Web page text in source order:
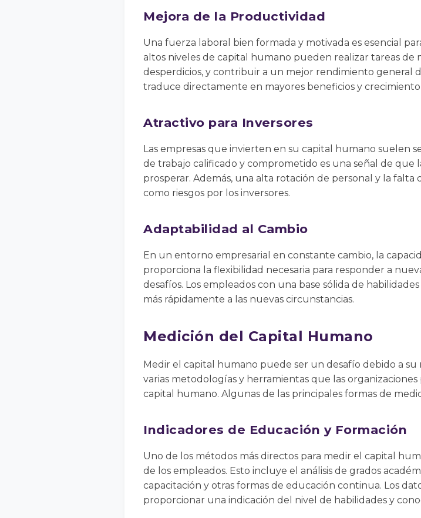
Mejora de la Productividad
Una fuerza laboral bien formada y motivada es esencial
altos niveles de capital humano pueden realizar tareas de
desperdicios, y contribuir a un mejor rendimiento general
traduce directamente en mayores beneficios y
Atractivo para Inversores
Las empresas que invierten en su capital humano suelen
de trabajo calificado y comprometido es una señal de que
prosperar. Además, una alta rotación de personal y la falta
como riesgos por los inversores.
Adaptabilidad al Cambio
En un entorno empresarial en constante cambio, la
proporciona la flexibilidad necesaria para responder a
desafíos. Los empleados con una base sólida de
más rápidamente a las nuevas circunstancias.
Medición del Capital Humano
Medir el capital humano puede ser un desafío debido a
varias metodologías y herramientas que las
capital humano. Algunas de las principales formas de
Indicadores de Educación y Formación
Uno de los métodos más directos para medir el capital
de los empleados. Esto incluye el análisis de grados
capacitación y otras formas de educación continua. Los
proporcionar una indicación del nivel de habilidades y